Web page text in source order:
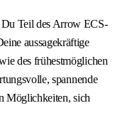
Teil des Arrow ECS-
aussagekräftige
des frühestmöglichen
spannende
Möglichkeiten, sich